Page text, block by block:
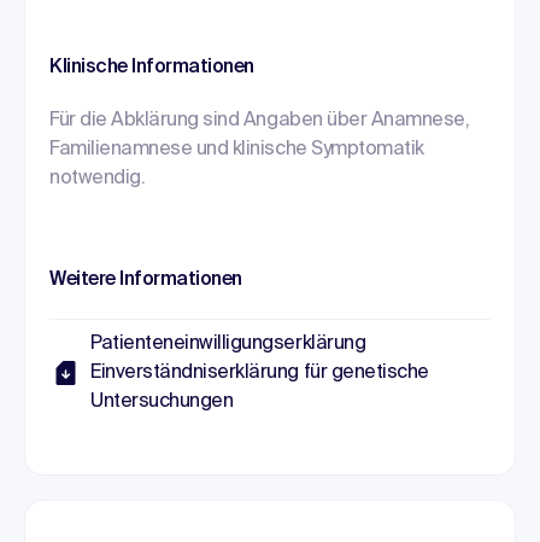
Klinische Informationen
Für die Abklärung sind Angaben über Anamnese,
Familienamnese und klinische Symptomatik
notwendig.
Weitere Informationen
Patienteneinwilligungserklärung
Einverständniserklärung für genetische
Untersuchungen